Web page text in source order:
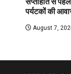
सप्ताहांत से
पर्यटकों की
August 7,